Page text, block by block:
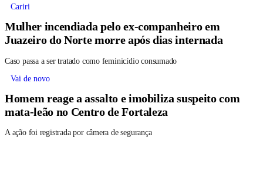
Cariri
Mulher incendiada pelo ex-companheiro em
Juazeiro do Norte morre após dias internada
Caso passa a ser tratado como feminicídio consumado
Vai de novo
Homem reage a assalto e imobiliza suspeito com
mata-leão no Centro de Fortaleza
A ação foi registrada por câmera de segurança